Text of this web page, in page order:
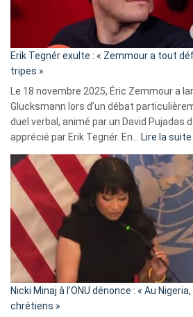
Erik Tegnér exulte : « Zemmour a tout
tripes »
Le 18 novembre 2025, Éric Zemmour a
Glucksmann lors d’un débat
duel verbal, animé par un David Pujadas
apprécié par Erik Tegnér. En… Lire la suite
:
Nicki Minaj à l’ONU dénonce : « Au
chrétiens »